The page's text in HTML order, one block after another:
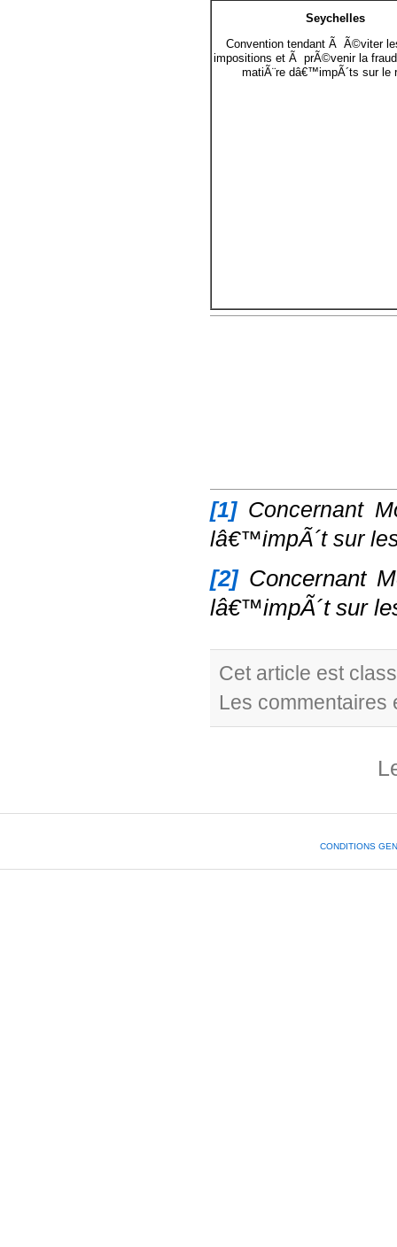
Seychelles
Convention tendant Ã Ã©viter
impositions et Ã prÃ©venir la
matiÃ¨re dâ€™impÃ´ts sur le
[1]Concernant
lâ€™impÃ´t sur
[2]Concernant
lâ€™impÃ´t sur
Cet article est
Les commentaires
CONDITIONS